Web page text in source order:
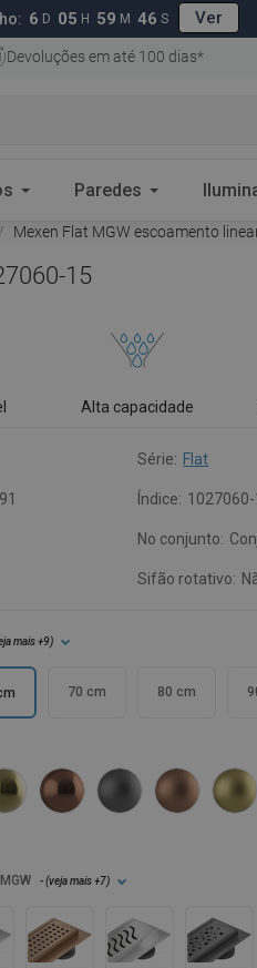
6 D 05 H 59 M 45 S Ver
Devoluções em até 100 dias*
Paredes
Mexen Flat MGW escoamento
15
Alta capacidade
Série: Flat
Índice: 1027060-
No conjunto:
Sifão rotativo:
mais+9)
70 cm 80 cm
- (veja mais+7)